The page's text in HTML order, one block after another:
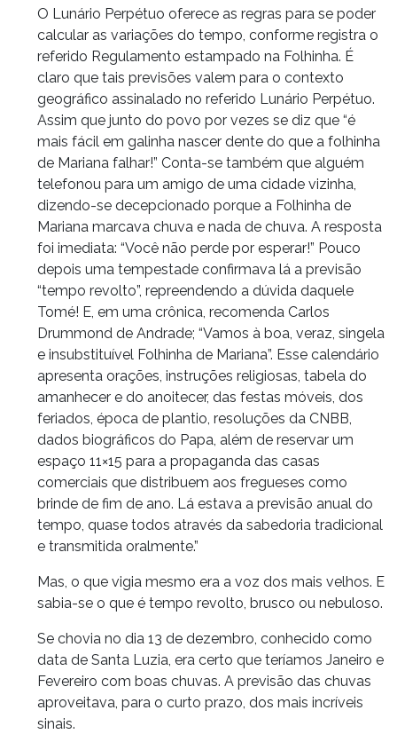
O Lunário Perpétuo oferece as regras para se poder
calcular as variações do tempo, conforme registra o
referido Regulamento estampado na Folhinha. É
claro que tais previsões valem para o contexto
geográfico assinalado no referido Lunário Perpétuo.
Assim que junto do povo por vezes se diz que “é
mais fácil em galinha nascer dente do que a folhinha
de Mariana falhar!” Conta-se também que alguém
telefonou para um amigo de uma cidade vizinha,
dizendo-se decepcionado porque a Folhinha de
Mariana marcava chuva e nada de chuva. A resposta
foi imediata: “Você não perde por esperar!” Pouco
depois uma tempestade confirmava lá a previsão
“tempo revolto”, repreendendo a dúvida daquele
Tomé! E, em uma crônica, recomenda Carlos
Drummond de Andrade; “Vamos à boa, veraz, singela
e insubstituível Folhinha de Mariana”. Esse calendário
apresenta orações, instruções religiosas, tabela do
amanhecer e do anoitecer, das festas móveis, dos
feriados, época de plantio, resoluções da CNBB,
dados biográficos do Papa, além de reservar um
espaço 11×15 para a propaganda das casas
comerciais que distribuem aos fregueses como
brinde de fim de ano. Lá estava a previsão anual do
tempo, quase todos através da sabedoria tradicional
e transmitida oralmente.”
Mas, o que vigia mesmo era a voz dos mais velhos. E
sabia-se o que é tempo revolto, brusco ou nebuloso.
Se chovia no dia 13 de dezembro, conhecido como
data de Santa Luzia, era certo que teríamos Janeiro e
Fevereiro com boas chuvas. A previsão das chuvas
aproveitava, para o curto prazo, dos mais incríveis
sinais.